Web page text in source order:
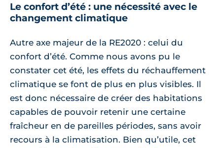
Le confort d’été : une nécessité avec le
changement climatique
Autre axe majeur de la RE2020 : celui du
confort d’été. Comme nous avons pu le
constater cet été, les effets du réchauffement
climatique se font de plus en plus visibles. Il
est donc nécessaire de créer des habitations
capables de pouvoir retenir une certaine
fraîcheur en de pareilles périodes, sans avoir
recours à la climatisation. Bien qu’utile, cet